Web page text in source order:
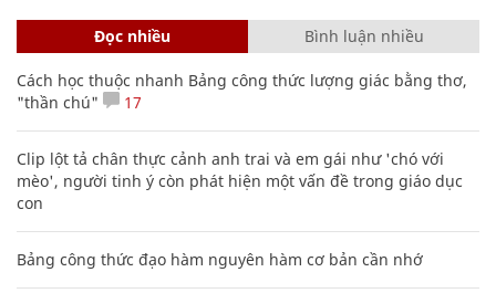
Đọc nhiều Bình luận nhiều
Cách học thuộc nhanh Bảng công thức lượng giác bằng thơ,
"thần chú"
17
Clip lột tả chân thực cảnh anh trai và em gái như 'chó với
mèo', người tinh ý còn phát hiện một vấn đề trong giáo dục
con
Bảng công thức đạo hàm nguyên hàm cơ bản cần nhớ